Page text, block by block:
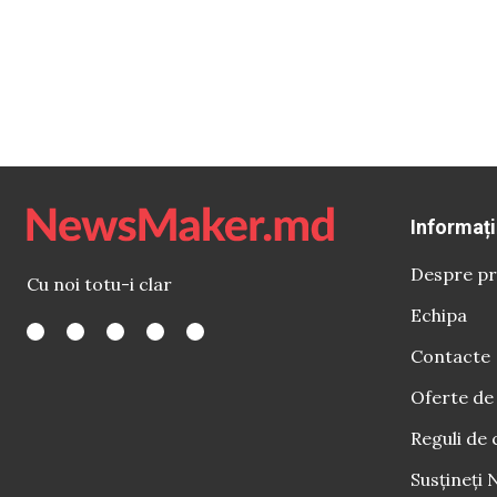
Cu noi totu-i clar
Despre
Echipa
Contacte
Oferte
Reguli de
Susțineți